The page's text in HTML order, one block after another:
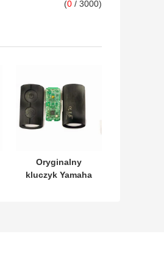
(0 / 3000)
Oryginalny
kluczyk Yamaha